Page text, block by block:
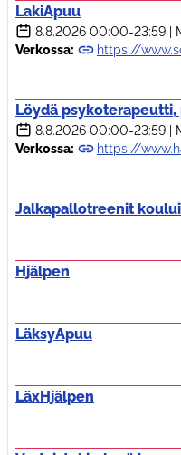
LakiApuu
8.8.2026 00:00-23:59
Verkossa:
https://
Löydä
8.8.2026 00:00-23:59
Verkossa:
https://
Jalkapallotreenit
Hjälpen
LäksyApuu
LäxHjälpen